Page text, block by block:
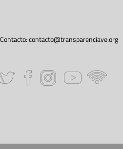
Contacto:contacto@transparenciave.org